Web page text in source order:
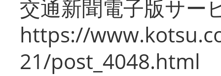
交通新聞電子版サー
https://
21/post_4048.html